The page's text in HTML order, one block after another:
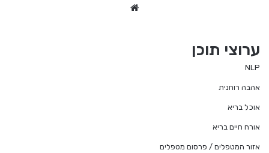
ערוצי תוכן
NLP
אהבה רוחנית
אוכל בריא
אורח חיים בריא
אזור המטפלים / פרסום מטפלים